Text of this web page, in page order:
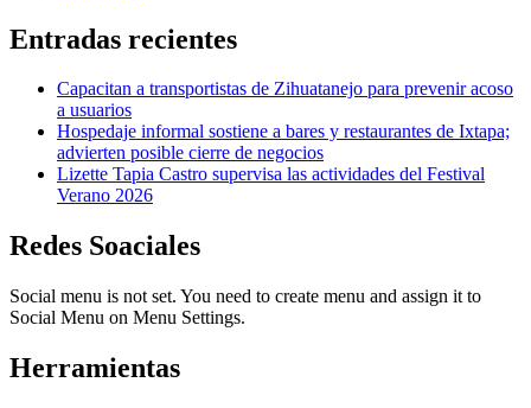
Entradas recientes
Capacitan a transportistas de Zihuatanejo para prevenir acoso
a usuarios
Hospedaje informal sostiene a bares y restaurantes de Ixtapa;
advierten posible cierre de negocios
Lizette Tapia Castro supervisa las actividades del Festival
Verano 2026
Redes Soaciales
Social menu is not set. You need to create menu and assign it to
Social Menu on Menu Settings.
Herramientas